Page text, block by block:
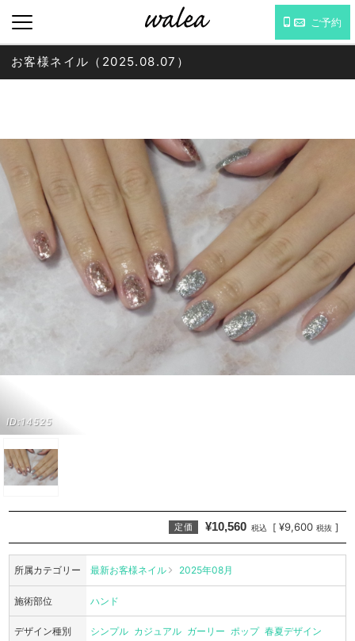
ご予約
ID:14525
お客様ネイル（2025.08.07）
定価 ¥10,560 税込 [ ¥9,600 税抜 ]
所属カテゴリー 最新お客様ネイル 2025年08月
施術部位 ハンド
デザイン種別 シンプル カジュアル ガーリー ポップ 春夏デザイン